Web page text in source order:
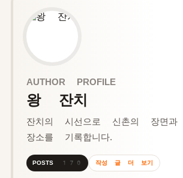
AUTHOR PROFILE
왕 잔치
잔치의 시선으로 신촌의 장면과
장소를 기록합니다.
POSTS 170 작성 글 더 보기